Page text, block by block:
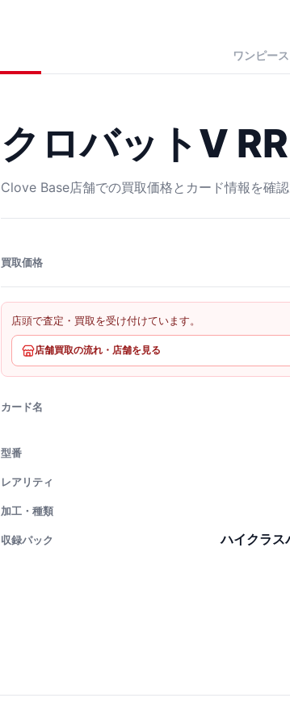
ワンピース
クロバットV
Clove Base店舗での買取価格とカード情報を確認
買取価格
店頭で査定・買取を受け付けています。
店舗買取の流れ・店舗を見る
カード名
型番
レアリティ
加工・種類
収録パック ハイクラス